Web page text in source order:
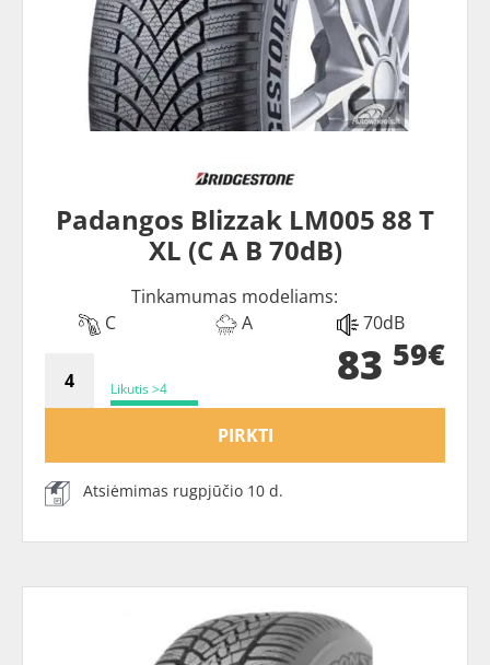
Padangos Blizzak LM005 88 T
XL (C A B 70dB)
Tinkamumas modeliams:
C
A 70dB
Likutis >4 83 59€
PIRKTI
Atsiėmimas rugpjūčio 10 d.